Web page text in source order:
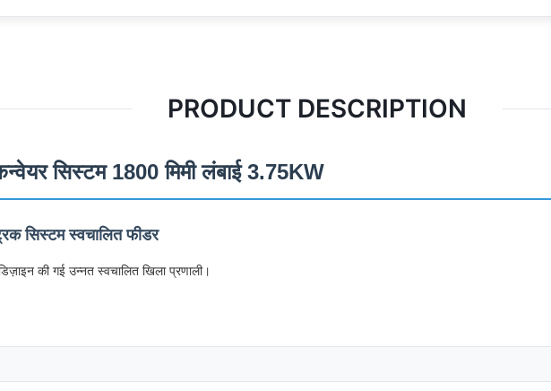
PRODUCT DESCRIPTION
सिस्टम 1800 मिमी लंबाई 3.75KW
सिस्टम स्वचालित फीडर
की गई उन्नत स्वचालित खिला प्रणाली।